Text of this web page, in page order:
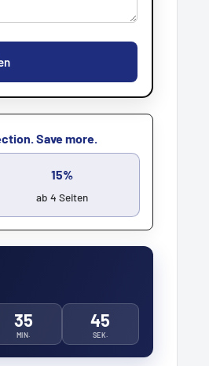
Save more.
15%
ab 4 Seiten
35
MIN.
44
SEK.